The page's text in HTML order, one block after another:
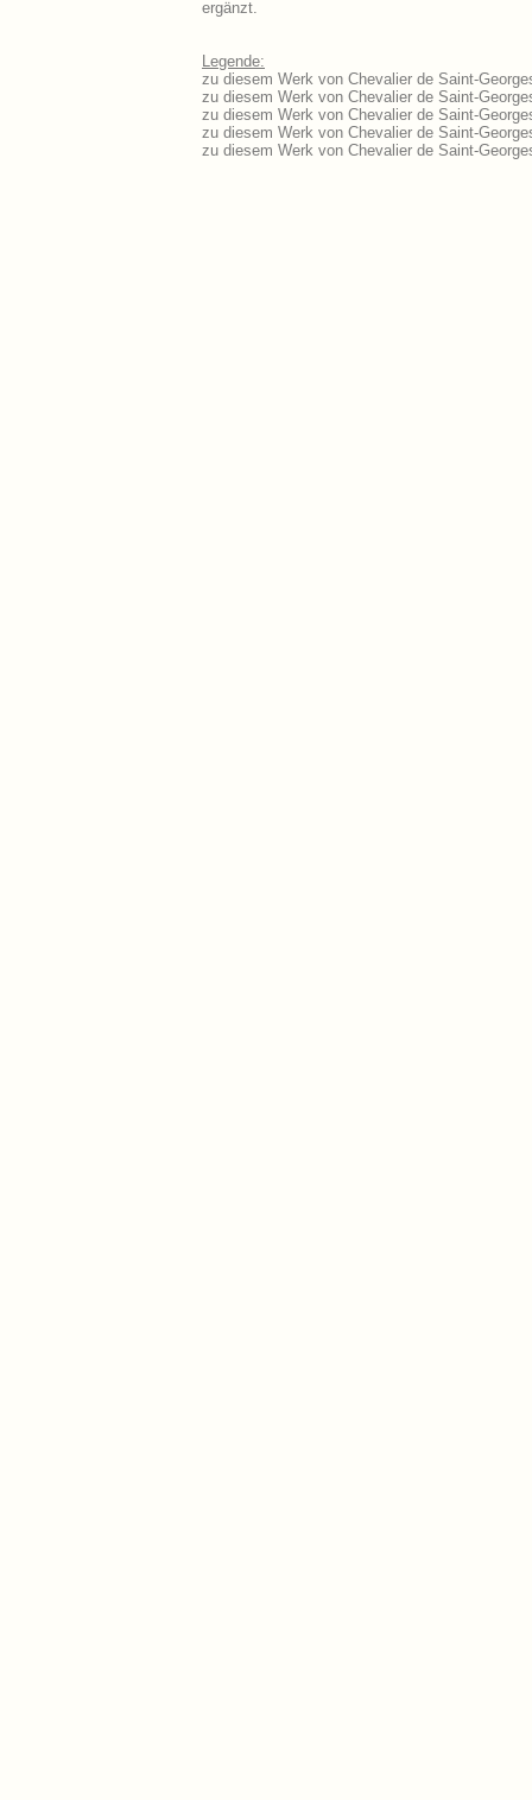
ergänzt.
Legende:
zu diesem Werk von Chevalier de Saint-
zu diesem Werk von Chevalier de Saint-
zu diesem Werk von Chevalier de Saint-
zu diesem Werk von Chevalier de Saint-
zu diesem Werk von Chevalier de Saint-